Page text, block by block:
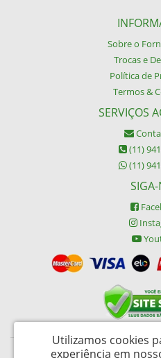
Sobre o
Trocas e
Política de
Termos &
SERVIÇOS
(11)
(11)
Utilizamos cookies
experiência em